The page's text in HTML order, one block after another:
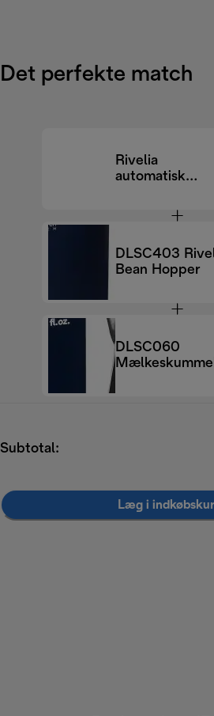
Det perfekte match
Rivelia
automatisk
DLSC403
Bean Hopper
DLSC060
Subtotal:
Læg i